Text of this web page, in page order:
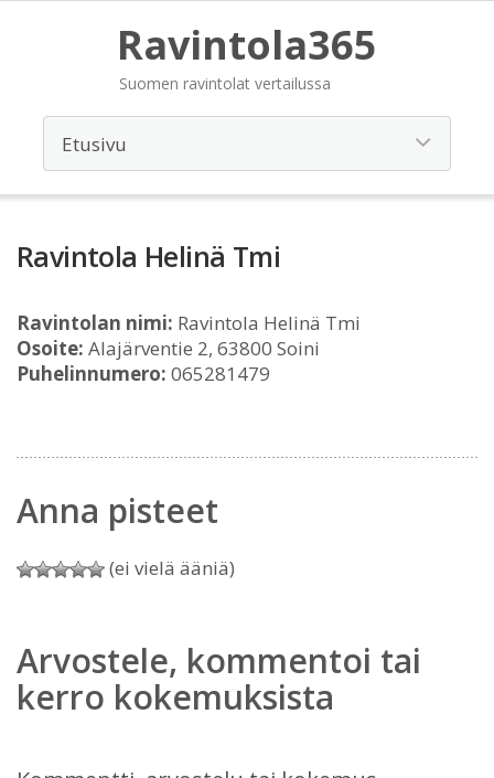
Ravintola365
Suomen ravintolat vertailussa
Ravintola Helinä Tmi
Ravintolan nimi: Ravintola Helinä Tmi
Osoite: Alajärventie 2, 63800 Soini
Puhelinnumero: 065281479
Anna pisteet
(ei vielä ääniä)
Arvostele, kommentoi tai
kerro kokemuksista